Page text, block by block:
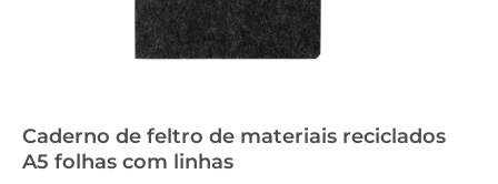
Caderno de feltro de materiais reciclados
A5 folhas com linhas